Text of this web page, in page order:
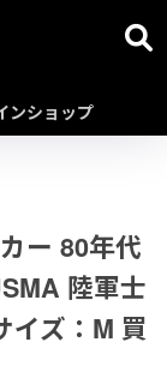
ンショップ
ー 80年代
陸軍士
イズ：M 買